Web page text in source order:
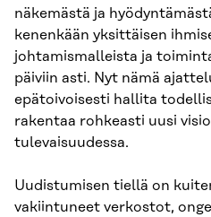
näkemästä ja
kenenkään yksittäisen
johtamismalleista ja
päiviin asti. Nyt nämä
epätoivoisesti hallita
rakentaa rohkeasti uusi
tulevaisuudessa.
Uudistumisen tiellä on
vakiintuneet verkostot,